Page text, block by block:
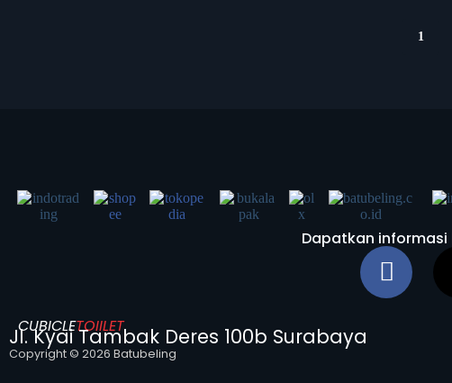
1
Dapatkan
CUBICLETOIILET
Jl. Kyai Tambak Deres 100b Surabaya
Copyright © 2026 Batubeling